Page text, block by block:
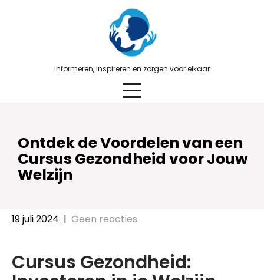
Informeren, inspireren en zorgen voor elkaar
Ontdek de Voordelen van een
Cursus Gezondheid voor Jouw
Welzijn
19 juli 2024 | Geen reacties
Cursus Gezondheid: